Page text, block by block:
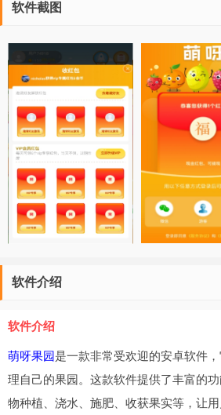
软件截图
软件介绍
软件介绍
萌呀果园是一款非常受欢迎的安卓软件
理自己的果园。这款软件提供了丰富的
物种植、浇水、施肥、收获果实等，让